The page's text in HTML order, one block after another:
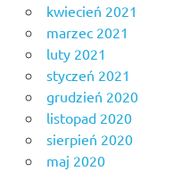
kwiecień 2021
marzec 2021
luty 2021
styczeń 2021
grudzień 2020
listopad 2020
sierpień 2020
maj 2020